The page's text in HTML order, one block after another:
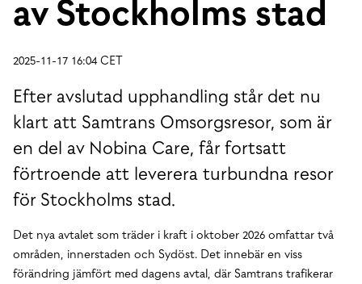
av Stockholms stad
2025-11-17 16:04 CET
Efter avslutad upphandling står det nu
klart att Samtrans Omsorgsresor, som är
en del av Nobina Care, får fortsatt
förtroende att leverera turbundna resor
för Stockholms stad.
Det nya avtalet som träder i kraft i oktober 2026 omfattar två
områden, innerstaden och Sydöst. Det innebär en viss
förändring jämfört med dagens avtal, där Samtrans trafikerar